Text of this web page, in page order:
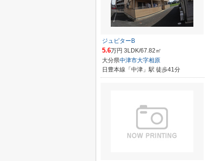
ジュピターB
5.6万円 3LDK/67.82㎡
大分県中津市大字相原
日豊本線「中津」駅 徒歩41分